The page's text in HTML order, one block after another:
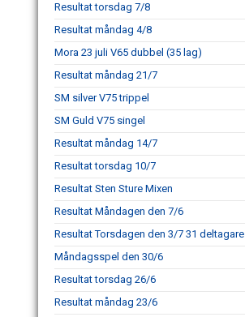
Resultat torsdag 7/8
Resultat måndag 4/8
Mora 23 juli V65 dubbel (35 lag)
Resultat måndag 21/7
SM silver V75 trippel
SM Guld V75 singel
Resultat måndag 14/7
Resultat torsdag 10/7
Resultat Sten Sture Mixen
Resultat Måndagen den 7/6
Resultat Torsdagen den 3/7 31 deltagare
Måndagsspel den 30/6
Resultat torsdag 26/6
Resultat måndag 23/6